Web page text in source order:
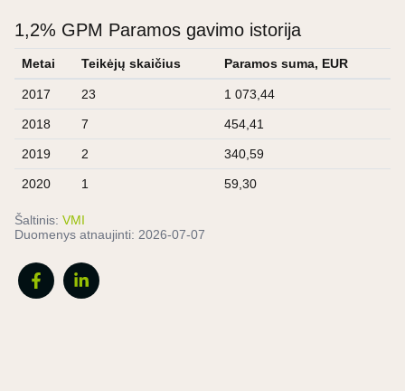
1,2% GPM Paramos gavimo istorija
Metai Teikėjų skaičius Paramos suma, EUR
2017 23 1 073,44
2018 7 454,41
2019 2 340,59
2020 1 59,30
Šaltinis: VMI
Duomenys atnaujinti: 2026-07-07